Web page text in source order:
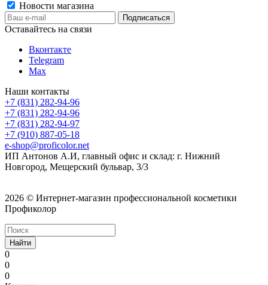
Новости магазина
Оставайтесь на связи
Вконтакте
Telegram
Max
Наши контакты
+7 (831) 282-94-96
+7 (831) 282-94-96
+7 (831) 282-94-97
+7 (910) 887-05-18
e-shop@proficolor.net
ИП Антонов А.И, главный офис и склад: г. Нижний
Новгород, Мещерский бульвар, 3/3
2026 © Интернет-магазин профессиональной косметики
Профиколор
Найти
0
0
0